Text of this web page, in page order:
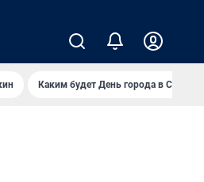
Каким будет День города в Самаре